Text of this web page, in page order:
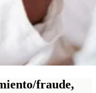
fraude,